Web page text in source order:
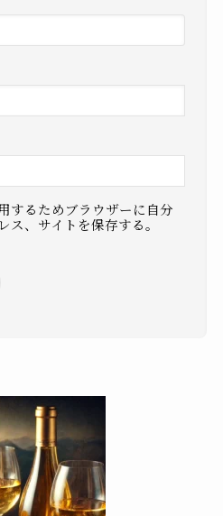
するためブラウザーに自分
ス、サイトを保存する。